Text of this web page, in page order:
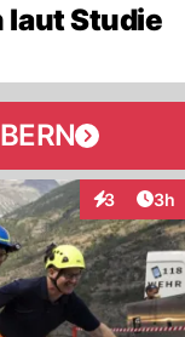
laut Studie
3 3h